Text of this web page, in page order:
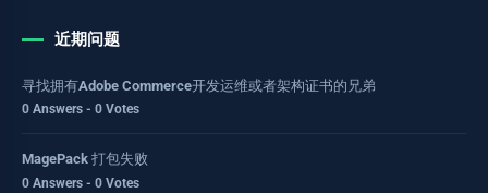
近期问题
寻找拥有Adobe Commerce开发运维或者架构证书的兄弟
0 Answers - 0 Votes
MagePack 打包失败
0 Answers - 0 Votes